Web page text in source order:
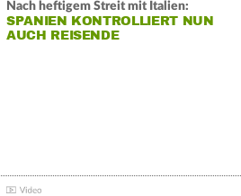
Nach heftigem Streit mit Italien:
SPANIEN KONTROLLIERT NUN
AUCH REISENDE